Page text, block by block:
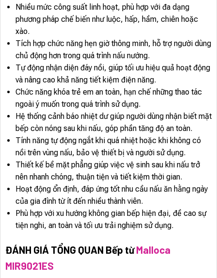
Nhiều mức công suất linh hoạt, phù hợp với đa dạng
phương pháp chế biến như luộc, hấp, hầm, chiên hoặc
xào.
Tích hợp chức năng hẹn giờ thông minh, hỗ trợ người dùng
chủ động hơn trong quá trình nấu nướng.
Tự động nhận diện đáy nồi, giúp tối ưu hiệu quả hoạt động
và nâng cao khả năng tiết kiệm điện năng.
Chức năng khóa trẻ em an toàn, hạn chế những thao tác
ngoài ý muốn trong quá trình sử dụng.
Hệ thống cảnh báo nhiệt dư giúp người dùng nhận biết mặt
bếp còn nóng sau khi nấu, góp phần tăng độ an toàn.
Tính năng tự động ngắt khi quá nhiệt hoặc khi không có
nồi trên vùng nấu, bảo vệ thiết bị và người sử dụng.
Thiết kế bề mặt phẳng giúp việc vệ sinh sau khi nấu trở
nên nhanh chóng, thuận tiện và tiết kiệm thời gian.
Hoạt động ổn định, đáp ứng tốt nhu cầu nấu ăn hằng ngày
của gia đình từ ít đến nhiều thành viên.
Phù hợp với xu hướng không gian bếp hiện đại, đề cao sự
tiện nghi, an toàn và tối ưu trải nghiệm sử dụng.
ĐÁNH GIÁ TỔNG QUAN Bếp từMalloca
MIR9021ES